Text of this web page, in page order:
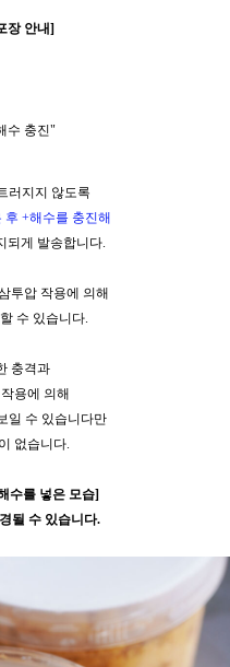
장 안내]
수 충진"
러지지 않도록
후 +해수를 충진해
되게 발송합니다.
투압 작용에 의해
수 있습니다.
충격과
용에 의해
일 수 있습니다만
없습니다.
수를 넣은 모습]
될 수 있습니다.